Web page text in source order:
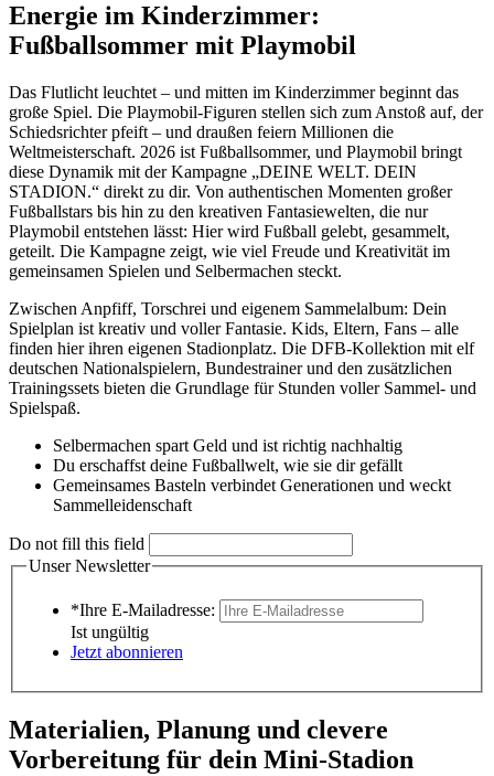
Energie im Kinderzimmer:
Fußballsommer mit Playmobil
Das Flutlicht leuchtet – und mitten im Kinderzimmer beginnt das
große Spiel. Die Playmobil-Figuren stellen sich zum Anstoß auf, der
Schiedsrichter pfeift – und draußen feiern Millionen die
Weltmeisterschaft. 2026 ist Fußballsommer, und Playmobil bringt
diese Dynamik mit der Kampagne „DEINE WELT. DEIN
STADION.“ direkt zu dir. Von authentischen Momenten großer
Fußballstars bis hin zu den kreativen Fantasiewelten, die nur
Playmobil entstehen lässt: Hier wird Fußball gelebt, gesammelt,
geteilt. Die Kampagne zeigt, wie viel Freude und Kreativität im
gemeinsamen Spielen und Selbermachen steckt.
Zwischen Anpfiff, Torschrei und eigenem Sammelalbum: Dein
Spielplan ist kreativ und voller Fantasie. Kids, Eltern, Fans – alle
finden hier ihren eigenen Stadionplatz. Die DFB-Kollektion mit elf
deutschen Nationalspielern, Bundestrainer und den zusätzlichen
Trainingssets bieten die Grundlage für Stunden voller Sammel- und
Spielspaß.
Selbermachen spart Geld und ist richtig nachhaltig
Du erschaffst deine Fußballwelt, wie sie dir gefällt
Gemeinsames Basteln verbindet Generationen und weckt
Sammelleidenschaft
Do not fill this field
Unser Newsletter
*Ihre E-Mailadresse:
Ist ungültig
Jetzt abonnieren
Materialien, Planung und clevere
Vorbereitung für dein Mini-Stadion